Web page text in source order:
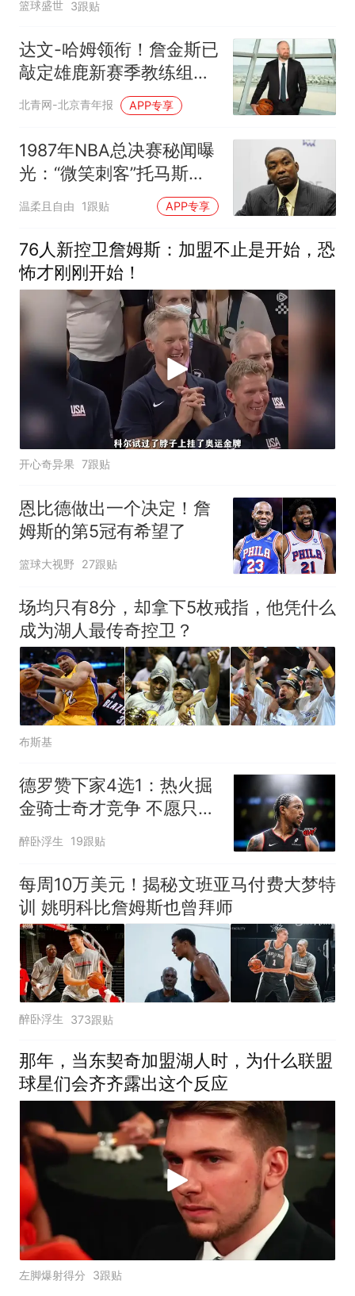
篮球盛世 3跟贴
达文-哈姆领衔！詹金斯已
敲定雄鹿新赛季教练组阵
容
北青网-北京青年报 APP专享
1987年NBA总决赛秘闻曝
光：“微笑刺客”托马斯承
认咬过“酋长”帕里什
温柔且自由 1跟贴 APP专享
76人新控卫詹姆斯：加盟不止是开始，恐
怖才刚刚开始！
开心奇异果 7跟贴
恩比德做出一个决定！詹
姆斯的第5冠有希望了
篮球大视野 27跟贴
场均只有8分，却拿下5枚戒指，他凭什么
成为湖人最传奇控卫？
布斯基
德罗赞下家4选1：热火掘
金骑士奇才竞争 不愿只拿
老将底薪
醉卧浮生 19跟贴
每周10万美元！揭秘文班亚马付费大梦特
训 姚明科比詹姆斯也曾拜师
醉卧浮生 373跟贴
那年，当东契奇加盟湖人时，为什么联盟
球星们会齐齐露出这个反应
左脚爆射得分 3跟贴